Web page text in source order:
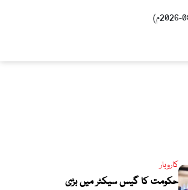
کاروبار
حکومت کا گیس سیکٹر میں بڑی